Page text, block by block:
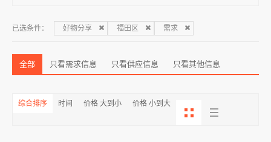
已选条件： 好物分享 福田区 需求
全部 只看需求信息 只看供应信息 只看其他信息
综合排序 时间 价格 大到小 价格 小到大